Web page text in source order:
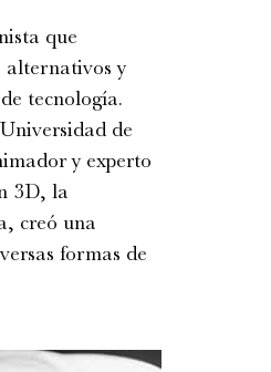
que
alternativos y
tecnología.
de
y experto
3D, la
creó una
formas de